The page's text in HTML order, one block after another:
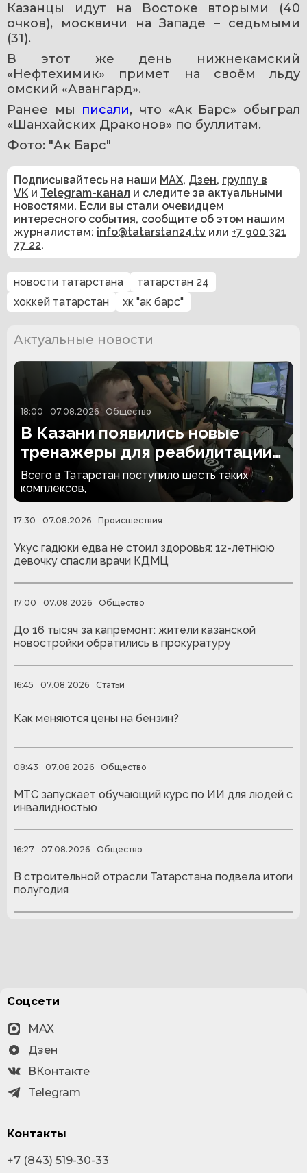
Казанцы идут на Востоке вторыми (40
очков), москвичи на Западе – седьмыми
(31).
В этот же день нижнекамский
«Нефтехимик» примет на своём льду
омский «Авангард».
Ранее мы писали, что «Ак Барс» обыграл
«Шанхайских Драконов» по буллитам.
Фото: "Ак Барс"
Подписывайтесь на наши MAX, Дзен, группу в
VK и Telegram-канал и следите за актуальными
новостями. Если вы стали очевидцем
интересного события, сообщите об этом нашим
журналистам: info@tatarstan24.tv или +7 900 321
77 22.
новости татарстана
татарстан 24
хоккей татарстан
хк "ак барс"
Актуальные новости
18:00 07.08.2026 Общество
В Казани появились новые
тренажеры для реабилитации
людей с ампутациями
Всего в Татарстан поступило шесть таких
комплексов,
17:30 07.08.2026 Происшествия
Укус гадюки едва не стоил здоровья: 12-летнюю
девочку спасли врачи КДМЦ
17:00 07.08.2026 Общество
До 16 тысяч за капремонт: жители казанской
новостройки обратились в прокуратуру
16:45 07.08.2026 Статьи
Как меняются цены на бензин?
08:43 07.08.2026 Общество
МТС запускает обучающий курс по ИИ для людей с
инвалидностью
16:27 07.08.2026 Общество
В строительной отрасли Татарстана подвела итоги
полугодия
Соцсети
MAX
Дзен
ВКонтакте
Telegram
Контакты
+7 (843) 519-30-33